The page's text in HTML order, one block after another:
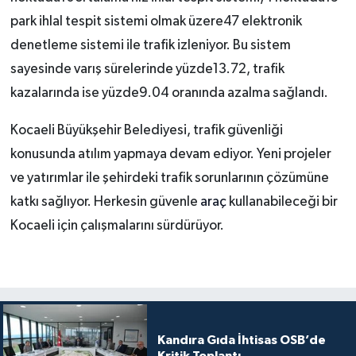
park ihlal tespit sistemi olmak üzere47 elektronik
denetleme sistemi ile trafik izleniyor. Bu sistem
sayesinde varış sürelerinde yüzde13.72, trafik
kazalarında ise yüzde9.04 oranında azalma sağlandı.
Kocaeli Büyükşehir Belediyesi, trafik güvenliği
konusunda atılım yapmaya devam ediyor. Yeni projeler
ve yatırımlar ile şehirdeki trafik sorunlarının çözümüne
katkı sağlıyor. Herkesin güvenle araç kullanabileceği bir
Kocaeli için çalışmalarını sürdürüyor.
Kandıra Gıda İhtisas OSB’de